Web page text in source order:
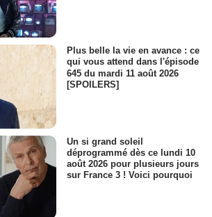
Plus belle la vie en avance : ce
qui vous attend dans l'épisode
645 du mardi 11 août 2026
[SPOILERS]
Un si grand soleil
déprogrammé dès ce lundi 10
août 2026 pour plusieurs jours
sur France 3 ! Voici pourquoi